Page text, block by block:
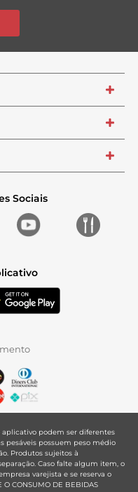
+
+
+
Sociais
aplicativo podem ser diferentes
pesáveis possuem peso médio
Produtos sujeitos à
Caso falte algum item, o
varejista e se reserva o
CONSUMO DE BEBIDAS